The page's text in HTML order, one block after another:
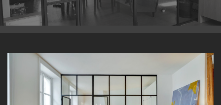
FABRICATION MÉTALLIQUE
ACTUALITÉS / PRESSE